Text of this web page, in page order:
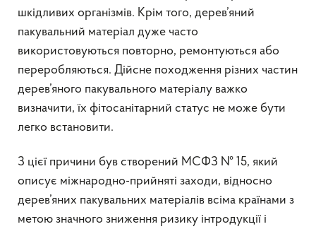
шкідливих організмів. Крім того, дерев’яний
пакувальний матеріал дуже часто
використовуються повторно, ремонтуються або
переробляються. Дійсне походження різних частин
дерев’яного пакувального матеріалу важко
визначити, їх фітосанітарний статус не може бути
легко встановити.
З цієї причини був створений МСФЗ № 15, який
описує міжнародно-прийняті заходи, відносно
дерев’яних пакувальних матеріалів всіма країнами з
метою значного зниження ризику інтродукції і